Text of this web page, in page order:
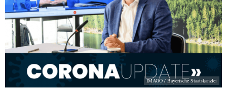
IMAGO / Bayerische Staatskanzlei